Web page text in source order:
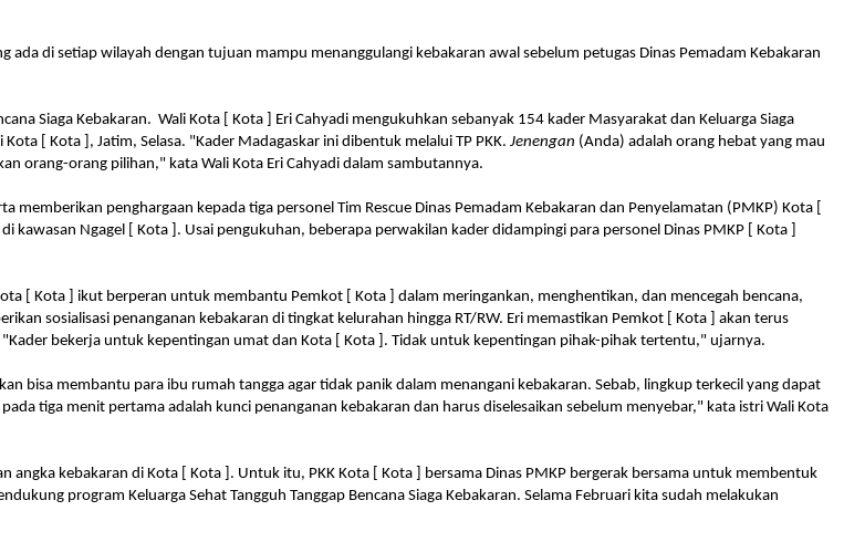
di setiap wilayah dengan tujuan mampu menanggulangi kebakaran awal sebelum petugas Dinas Pemadam Kebakaran
Siaga Kebakaran. Wali Kota [ Kota ] Eri Cahyadi mengukuhkan sebanyak 154 kader Masyarakat dan Keluarga Siaga
[ Kota ], Jatim, Selasa. "Kader Madagaskar ini dibentuk melalui TP PKK. Jenengan (Anda) adalah orang hebat yang mau
orang-orang pilihan," kata Wali Kota Eri Cahyadi dalam sambutannya.
penghargaan kepada tiga personel Tim Rescue Dinas Pemadam Kebakaran dan Penyelamatan (PMKP) Kota [
Ngagel [ Kota ]. Usai pengukuhan, beberapa perwakilan kader didampingi para personel Dinas PMKP [ Kota ]
[ Kota ] ikut berperan untuk membantu Pemkot [ Kota ] dalam meringankan, menghentikan, dan mencegah bencana,
sosialisasi penanganan kebakaran di tingkat kelurahan hingga RT/RW. Eri memastikan Pemkot [ Kota ] akan terus
bekerja untuk kepentingan umat dan Kota [ Kota ]. Tidak untuk kepentingan pihak-pihak tertentu," ujarnya.
bisa membantu para ibu rumah tangga agar tidak panik dalam menangani kebakaran. Sebab, lingkup terkecil yang dapat
tiga menit pertama adalah kunci penanganan kebakaran dan harus diselesaikan sebelum menyebar," kata istri Wali Kota
kebakaran di Kota [ Kota ]. Untuk itu, PKK Kota [ Kota ] bersama Dinas PMKP bergerak bersama untuk membentuk
program Keluarga Sehat Tangguh Tanggap Bencana Siaga Kebakaran. Selama Februari kita sudah melakukan